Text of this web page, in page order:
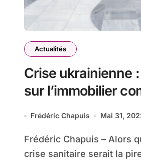
Actualités
Crise ukrainienne
sur l’immobilier
Frédéric Chapuis Mai 31,
Frédéric Chapuis – Alors qu’on croyait que la
crise sanitaire serait la